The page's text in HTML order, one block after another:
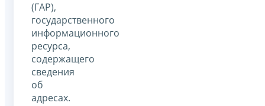
(ГАР),
государственного
информационного
ресурса,
содержащего
сведения
об
адресах.